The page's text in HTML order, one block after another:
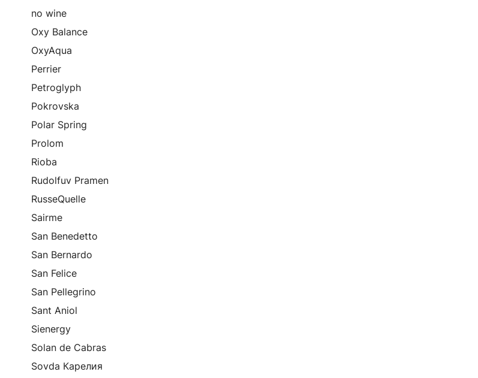
no wine
Oxy Balance
OxyAqua
Perrier
Petroglyph
Pokrovska
Polar Spring
Prolom
Rioba
Rudolfuv Pramen
RusseQuelle
Sairme
San Benedetto
San Bernardo
San Felice
San Pellegrino
Sant Aniol
Sienergy
Solan de Cabras
Sovda Карелия